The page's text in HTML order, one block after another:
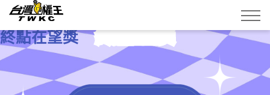
終點在望獎